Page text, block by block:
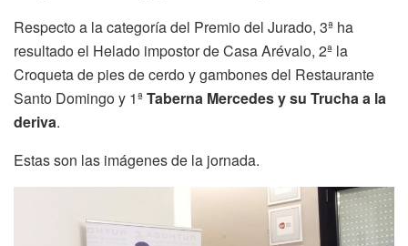
Respecto a la categoría del Premio del Jurado, 3ª ha
resultado el Helado impostor de Casa Arévalo, 2ª la
Croqueta de pies de cerdo y gambones del Restaurante
Santo Domingo y 1ªTaberna Mercedes y su Trucha a la
deriva.
Estas son las imágenes de la jornada.